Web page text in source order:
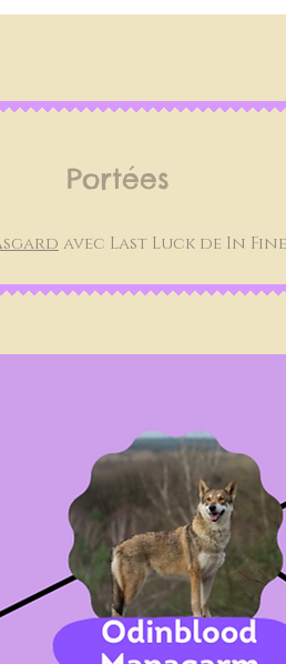
Portées
avec Last Luck de In